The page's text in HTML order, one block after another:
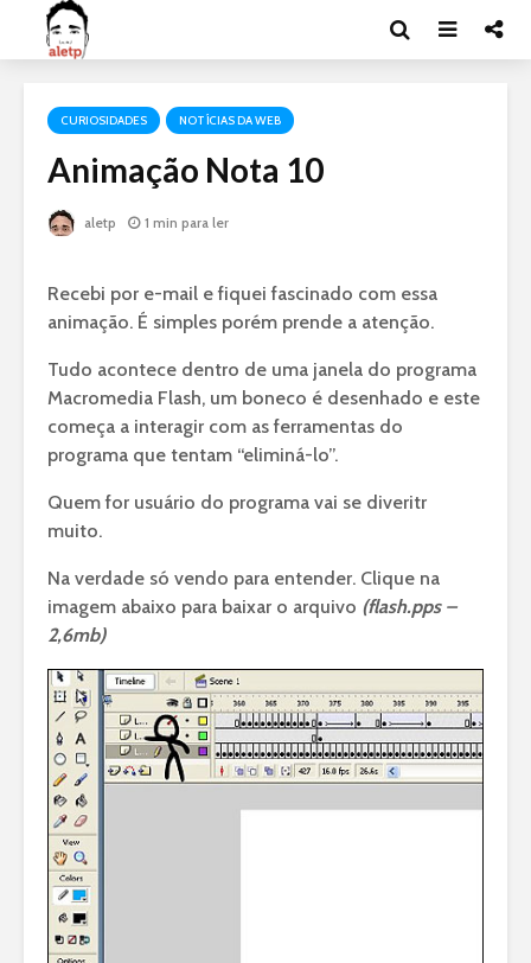
CURIOSIDADES NOTÍCIAS DA WEB
Animação Nota 10
aletp 1 min para ler
Recebi por e-mail e fiquei fascinado com essa
animação. É simples porém prende a atenção.
Tudo acontece dentro de uma janela do programa
Macromedia Flash, um boneco é desenhado e este
começa a interagir com as ferramentas do
programa que tentam “eliminá-lo”.
Quem for usuário do programa vai se diveritr
muito.
Na verdade só vendo para entender. Clique na
imagem abaixo para baixar o arquivo (flash.pps –
2,6mb)